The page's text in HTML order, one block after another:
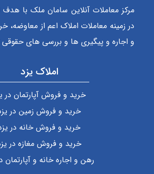
مرکز معاملات آنلاین سامان ملک با هدف
در زمینه معاملات املاک اعم از
و اجاره و پیگیری ها و بررسی های
املاک یزد
خرید و فروش آپارتمان در
خرید و فروش زمین در
خرید و فروش خانه در
خرید و فروش مغازه در
رهن و اجاره خانه و آپارتمان